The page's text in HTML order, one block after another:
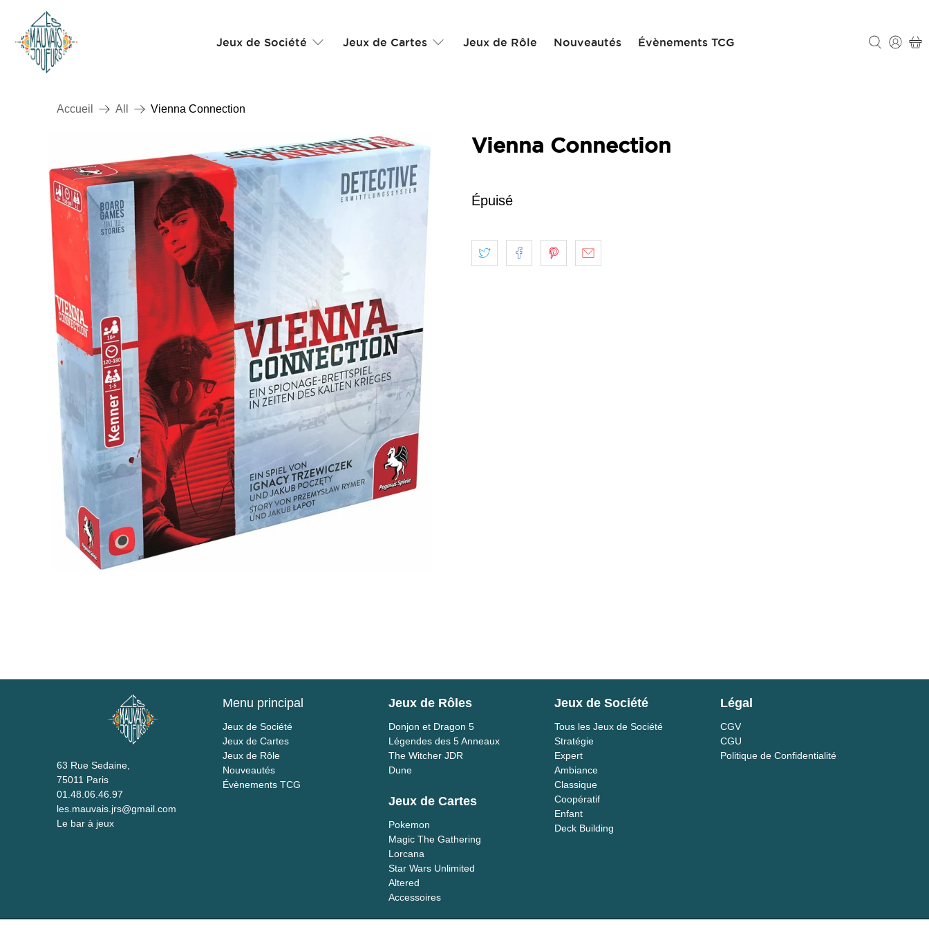
Jeux de Société Jeux de Cartes Jeux de Rôle Nouveautés Évènements TCG
Accueil All Vienna Connection
Vienna Connection
Épuisé
63 Rue Sedaine,
75011 Paris
01.48.06.46.97
les.mauvais.jrs@gmail.com
Le bar à jeux
Menu principal
Jeux de Société
Jeux de Cartes
Jeux de Rôle
Nouveautés
Évènements TCG
Jeux de Rôles
Donjon et Dragon 5
Légendes des 5 Anneaux
The Witcher JDR
Dune
Jeux de Cartes
Pokemon
Magic The Gathering
Lorcana
Star Wars Unlimited
Altered
Accessoires
Jeux de Société
Tous les Jeux de Société
Stratégie
Expert
Ambiance
Classique
Coopératif
Enfant
Deck Building
Légal
CGV
CGU
Politique de Confidentialité